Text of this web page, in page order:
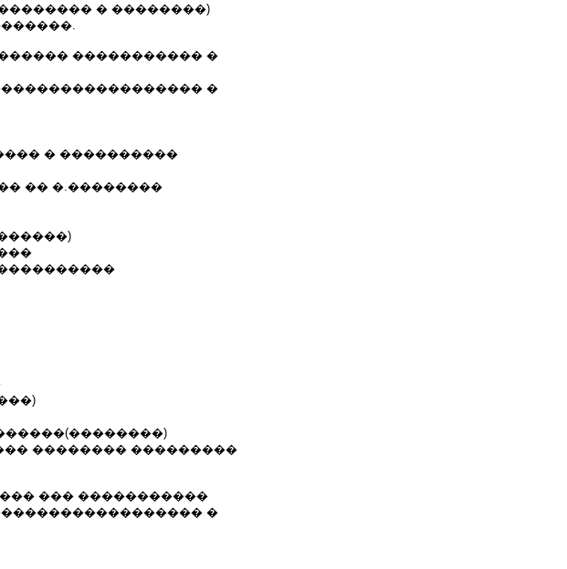
� ��������)
����������� �
�
� ����������
�� �.��������
�������� ���������
��� �����������
�